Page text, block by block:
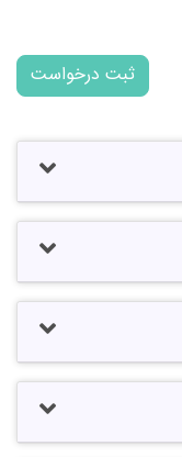
ثبت درخواست